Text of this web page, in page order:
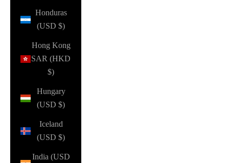
Honduras
(USD $)
Hong Kong
SAR (HKD
$)
Hungary
(USD $)
Iceland
(USD $)
India (USD